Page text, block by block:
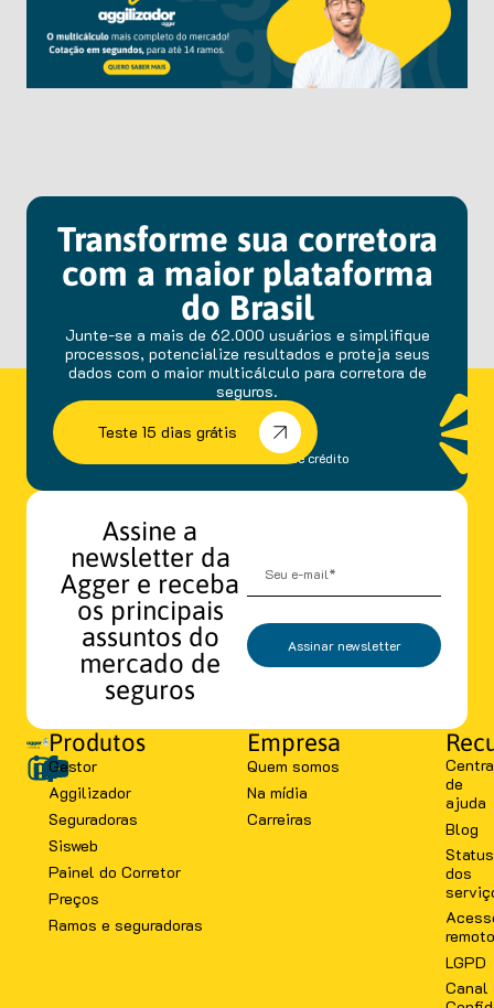
Transforme sua corretora
com a maior plataforma
do Brasil
Junte-se a mais de 62.000 usuários e simplifique
processos, potencialize resultados e proteja seus
dados com o maior multicálculo para corretora de
seguros.
Teste 15 dias grátis
sem fidelidade e cartão de crédito
Assine a
newsletter da
Agger e receba
os principais
assuntos do
mercado de
seguros
Assinar newsletter
Produtos
Gestor
Aggilizador
Seguradoras
Sisweb
Painel do Corretor
Preços
Ramos e seguradoras
Empresa
Quem somos
Na mídia
Carreiras
de
ajuda
Blog
Status
dos
remoto
LGPD
Canal